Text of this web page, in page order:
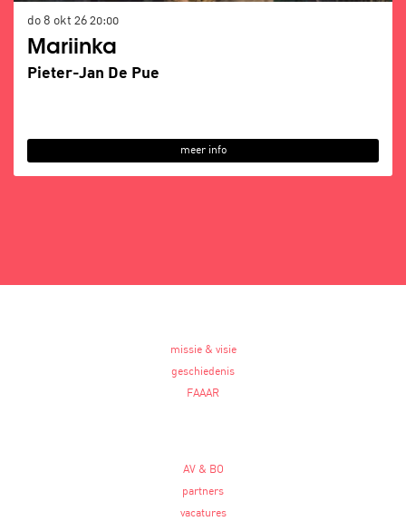
Mariinka
Pieter-Jan De Pue
do 8 okt 26 20:00
meer info
missie & visie
geschiedenis
FAAAR
AV & BO
partners
vacatures